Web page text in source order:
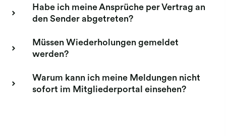
Habe ich meine Ansprüche per Vertrag an
den Sender abgetreten?
Müssen Wiederholungen gemeldet
werden?
Warum kann ich meine Meldungen nicht
sofort im Mitgliederportal einsehen?